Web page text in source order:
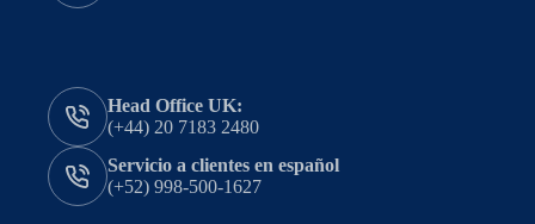
Head Office UK:
(+44) 20 7183 2480
Servicio a clientes en español
(+52) 998-500-1627